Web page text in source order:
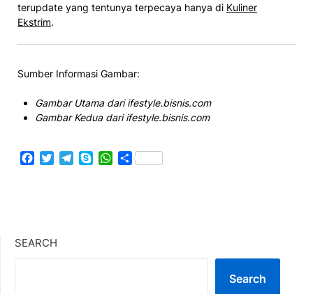
terupdate yang tentunya terpecaya hanya di Kuliner
Ekstrim.
Sumber Informasi Gambar:
Gambar Utama dari ifestyle.bisnis.com
Gambar Kedua dari ifestyle.bisnis.com
Facebook
TwitterTelegram
SkypeWhatsApp
Share
SEARCH
Search